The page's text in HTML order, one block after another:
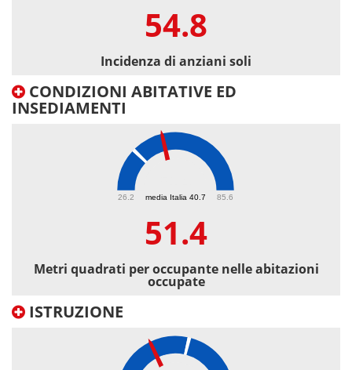
54.8
Incidenza di anziani soli
CONDIZIONI ABITATIVE ED
INSEDIAMENTI
media Italia 40.7
26.2 85.6
51.4
Metri quadrati per occupante nelle abitazioni
occupate
ISTRUZIONE